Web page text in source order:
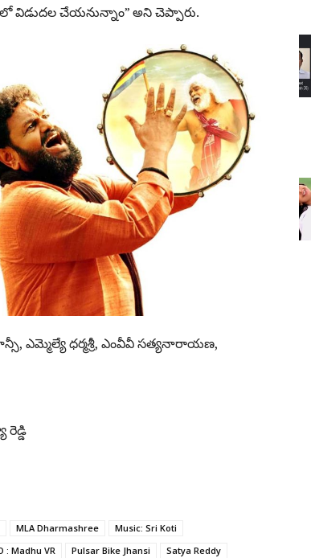
విడుదల చేయనున్నాం” అని చెప్పారు.
ఎమ్మెల్యే ధర్మశ్రీ, ఎంవీవీ సత్యనారాయణ,
రెడ్డి
MLA Dharmashree
Music: Sri Koti
: Madhu VR Pulsar Bike Jhansi
Satya Reddy